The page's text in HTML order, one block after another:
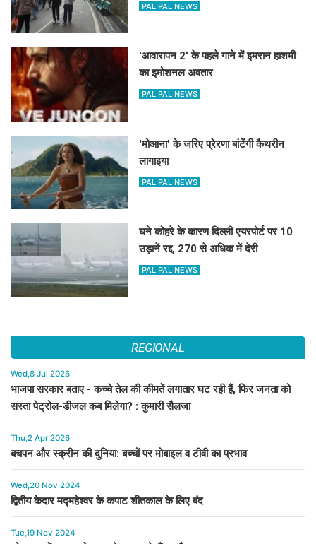
PAL PAL NEWS
'आवारापन 2' के पहले गाने में इमरान हाशमी
का इमोशनल अवतार
PAL PAL NEWS
'मोआना' के जरिए प्रेरणा बांटेंगी कैथरीन
लागाइया
PAL PAL NEWS
घने कोहरे के कारण दिल्ली एयरपोर्ट पर 10
उड़ानें रद्द, 270 से अधिक में देरी
PAL PAL NEWS
REGIONAL
Wed,8 Jul 2026
भाजपा सरकार बताए - कच्चे तेल की कीमतें लगातार घट रही हैं, फिर जनता को
सस्ता पेट्रोल-डीजल कब मिलेगा? : कुमारी सैलजा
Thu,2 Apr 2026
बचपन और स्क्रीन की दुनिया: बच्चों पर मोबाइल व टीवी का प्रभाव
Wed,20 Nov 2024
द्वितीय केदार मद्महेश्वर के कपाट शीतकाल के लिए बंद
Tue,19 Nov 2024